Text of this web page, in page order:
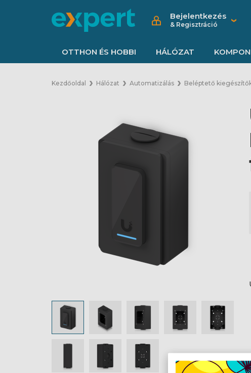
Bejelentkezés
& Regisztráció
OTTHON ÉS HOBBI HÁLÓZAT
Kezdőoldal Hálózat Automatizálás Beléptető